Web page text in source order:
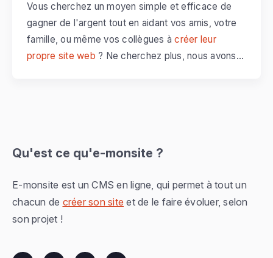
Vous cherchez un moyen simple et efficace de
gagner de l'argent tout en aidant vos amis, votre
famille, ou même vos collègues àcréer leur
propre site web ? Ne cherchez plus, nous avons
Qu'est ce qu'e-monsite ?
E-monsite est un CMS en ligne, qui permet à tout un
chacun de créer son site et de le faire évoluer, selon
son projet !